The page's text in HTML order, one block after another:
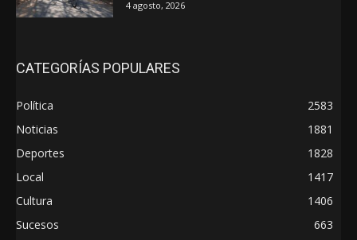
4 agosto, 2026
CATEGORÍAS POPULARES
Política
2583
Noticias
1881
Deportes
1828
Local
1417
Cultura
1406
Sucesos
663